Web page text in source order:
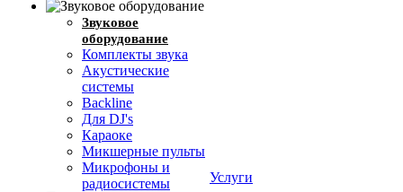
Звуковое
оборудование
Комплекты звука
Акустические
системы
Backline
Для DJ's
Караоке
Микшерные пульты
Микрофоны и
радиосистемы
Услуги